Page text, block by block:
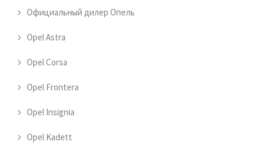
Официальный дилер Опель
Opel Astra
Opel Corsa
Opel Frontera
Opel Insignia
Opel Kadett